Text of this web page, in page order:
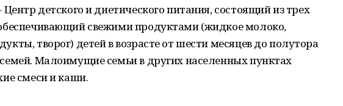
детского и диетического питания, состоящий из трех
свежими продуктами (жидкое молоко,
творог) детей в возрасте от шести месяцев до полутора
Малоимущие семьи в других населенных пунктах
смеси и каши.